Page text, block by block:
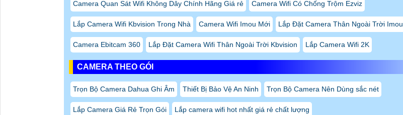
Camera Quan Sát Wifi Không Dây Chính Hãng Giá rẻ Camera Wifi Có Chống Trộm Ezviz
Lắp Camera Wifi Kbvision Trong Nhà Camera Wifi Imou Mới Lắp Đặt Camera Thân Ngoài Trời Imou
Camera Ebitcam 360 Lắp Đặt Camera Wifi Thân Ngoài Trời Kbvision Lắp Camera Wifi 2K
CAMERA THEO GÓI
Trọn Bộ Camera Dahua Ghi Âm Thiết Bị Bảo Vệ An Ninh Trọn Bộ Camera Nên Dùng sắc nét
Lắp Camera Giá Rẻ Trọn Gói Lắp camera wifi hot nhất giá rẻ chất lượng